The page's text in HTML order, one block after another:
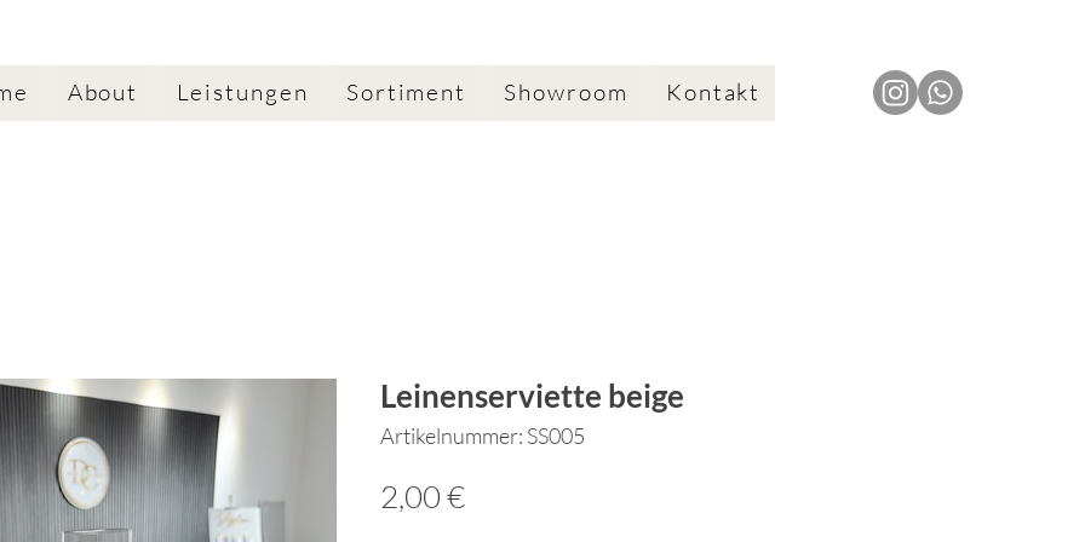
About Leistungen Sortiment Showroom Kontakt
Leinenserviette beige
Artikelnummer: SS005
2,00 €Preis